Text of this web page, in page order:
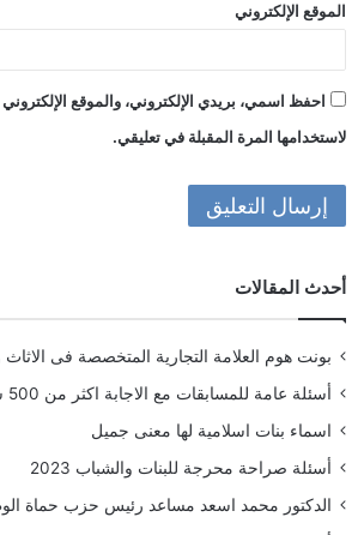
الموقع الإلكتروني
احفظ اسمي، بريدي الإلكتروني، والموقع
لاستخدامها المرة المقبلة في تعليقي.
أحدث المقالات
بونت هوم العلامة التجارية المتخصصة فى
أسئلة عامة للمسابقات مع الاجابة اكثر من 500 سؤال
اسماء بنات اسلامية لها معنى جميل
أسئلة صراحة محرجة للبنات والشباب 2023
الدكتور محمد اسعد مساعد رئيس حزب حماة